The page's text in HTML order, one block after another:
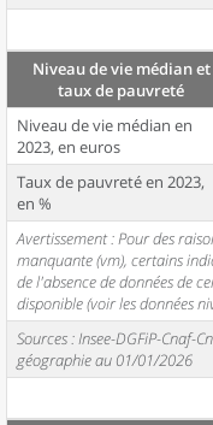
Niveau de vie médian et
taux de pauvreté
Niveau de vie médian en
2023, en euros
Taux de pauvreté en 2023,
en %
Avertissement : Pour des
manquante (vm), certains
de l'absence de données de
disponible (voir les données
Sources : Insee-DGFiP-Cnaf-
géographie au 01/01/2026